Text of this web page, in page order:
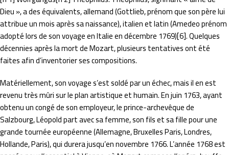
Dieu », a des équivalents, allemand (Gottlieb, prénom que son père lui
attribue un mois après sa naissance), italien et latin (Amedeo prénom
adopté lors de son voyage en Italie en décembre 1769)[6]. Quelques
décennies après la mort de Mozart, plusieurs tentatives ont été
faites afin d’inventorier ses compositions.
Matériellement, son voyage s’est soldé par un échec, mais il en est
revenu très mûri sur le plan artistique et humain. En juin 1763, ayant
obtenu un congé de son employeur, le prince-archevêque de
Salzbourg, Léopold part avec sa femme, son fils et sa fille pour une
grande tournée européenne (Allemagne, Bruxelles Paris, Londres,
Hollande, Paris), qui durera jusqu’en novembre 1766. L’année 1768 est